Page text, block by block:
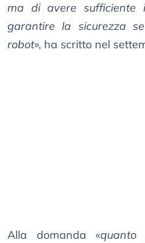
ma di avere sufficiente
garantire la sicurezza
robot», ha scritto nel
Alla domanda «quanto